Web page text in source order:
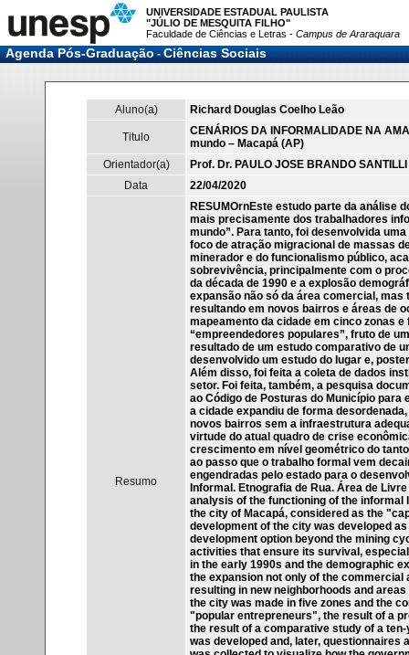
UNIVERSIDADE ESTADUAL PAULISTA
"JÚLIO DE MESQUITA FILHO"
Faculdade de Ciências e Letras - Campus de Araraquara
Agenda Pós-Graduação-Ciências Sociais
Aluno(a) Richard Douglas Coelho Leão
Titulo
CENÁRIOS DA INFORMALIDADE NA
mundo – Macapá (AP)
Orientador(a)
Prof. Dr. PAULO JOSE BRANDO SANTILLI
Data
22/04/2020
Resumo
RESUMOrnEste estudo parte da análise
mais precisamente dos trabalhadores
mundo”. Para tanto, foi desenvolvida
foco de atração migracional de massas
minerador e do funcionalismo público,
sobrevivência, principalmente com o
da década de 1990 e a explosão
expansão não só da área comercial,
resultando em novos bairros e áreas de
mapeamento da cidade em cinco zonas
“empreendedores populares”, fruto de
resultado de um estudo comparativo de
desenvolvido um estudo do lugar e,
Além disso, foi feita a coleta de dados
setor. Foi feita, também, a pesquisa
ao Código de Posturas do Município
a cidade expandiu de forma
novos bairros sem a infraestrutura
virtude do atual quadro de crise
crescimento em nível geométrico do
ao passo que o trabalho formal vem
engendradas pelo estado para o
Informal. Etnografia de Rua. Área de
analysis of the functioning of the
the city of Macapá, considered as the
development of the city was developed
development option beyond the mining
activities that ensure its survival,
in the early 1990s and the demographic
the expansion not only of the
resulting in new neighborhoods and
the city was made in five zones and the
"popular entrepreneurs", the result of a
the result of a comparative study of a
was developed and, later, questionnaires